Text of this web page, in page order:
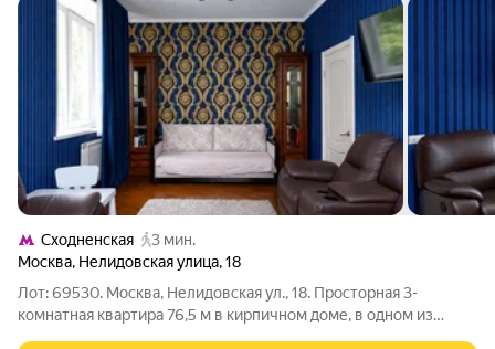
Сходненская
3 мин.
Москва, Нелидовская улица,18
Лот: 69530. Москва, Нелидовская ул., 18. Просторная 3-
комнатная квартира 76,5 м в кирпичном доме, в одном из